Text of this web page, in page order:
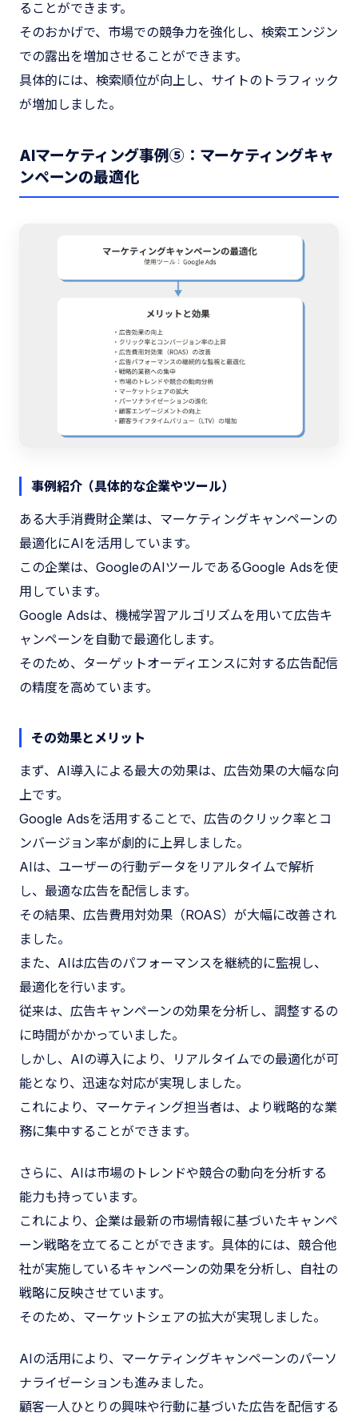
ることができます。
そのおかげで、市場での競争力を強化し、検索エンジン
での露出を増加させることができます。
具体的には、検索順位が向上し、サイトのトラフィック
が増加しました。
AIマーケティング事例⑤：マーケティングキャ
ンペーンの最適化
事例紹介（具体的な企業やツール）
ある大手消費財企業は、マーケティングキャンペーンの
最適化にAIを活用しています。
この企業は、GoogleのAIツールであるGoogle Adsを使
用しています。
Google Adsは、機械学習アルゴリズムを用いて広告キ
ャンペーンを自動で最適化します。
そのため、ターゲットオーディエンスに対する広告配信
の精度を高めています。
その効果とメリット
まず、AI導入による最大の効果は、広告効果の大幅な向
上です。
Google Adsを活用することで、広告のクリック率とコ
ンバージョン率が劇的に上昇しました。
AIは、ユーザーの行動データをリアルタイムで解析
し、最適な広告を配信します。
その結果、広告費用対効果（ROAS）が大幅に改善され
ました。
また、AIは広告のパフォーマンスを継続的に監視し、
最適化を行います。
従来は、広告キャンペーンの効果を分析し、調整するの
に時間がかかっていました。
しかし、AIの導入により、リアルタイムでの最適化が可
能となり、迅速な対応が実現しました。
これにより、マーケティング担当者は、より戦略的な業
務に集中することができます。
さらに、AIは市場のトレンドや競合の動向を分析する
能力も持っています。
これにより、企業は最新の市場情報に基づいたキャンペ
ーン戦略を立てることができます。具体的には、競合他
社が実施しているキャンペーンの効果を分析し、自社の
戦略に反映させています。
そのため、マーケットシェアの拡大が実現しました。
AIの活用により、マーケティングキャンペーンのパーソ
ナライゼーションも進みました。
顧客一人ひとりの興味や行動に基づいた広告を配信する